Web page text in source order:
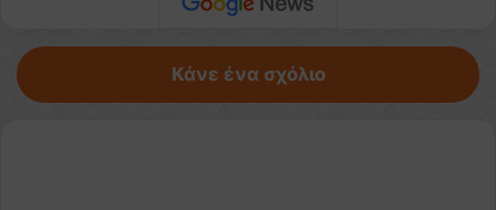
Κάνε ένα σχόλιο